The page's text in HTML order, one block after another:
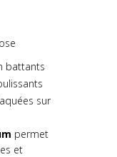
battants
sur
permet
et